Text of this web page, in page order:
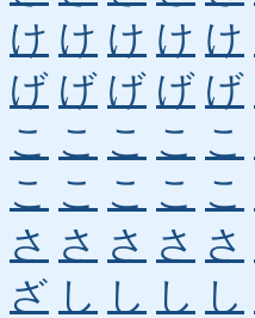
け け け け け
げ げ げ げ げ
こ こ こ こ こ
こ こ こ こ こ
さ さ さ さ さ
ざ し し し し